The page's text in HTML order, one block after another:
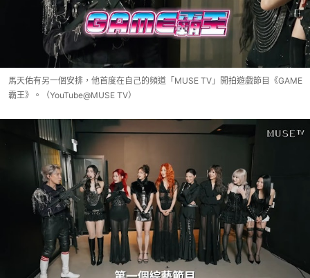
馬天佑有另一個安排，他首度在自己的頻道「MUSE TV」開拍遊戲節目《GAME
霸王》。（YouTube@MUSE TV）